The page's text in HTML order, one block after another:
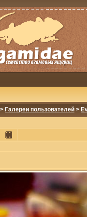
> Галереи пользователей >